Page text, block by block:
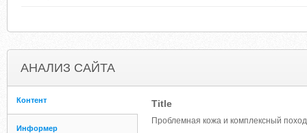
АНАЛИЗ САЙТА
Контент
Информер
Title
Проблемная кожа и комплексный